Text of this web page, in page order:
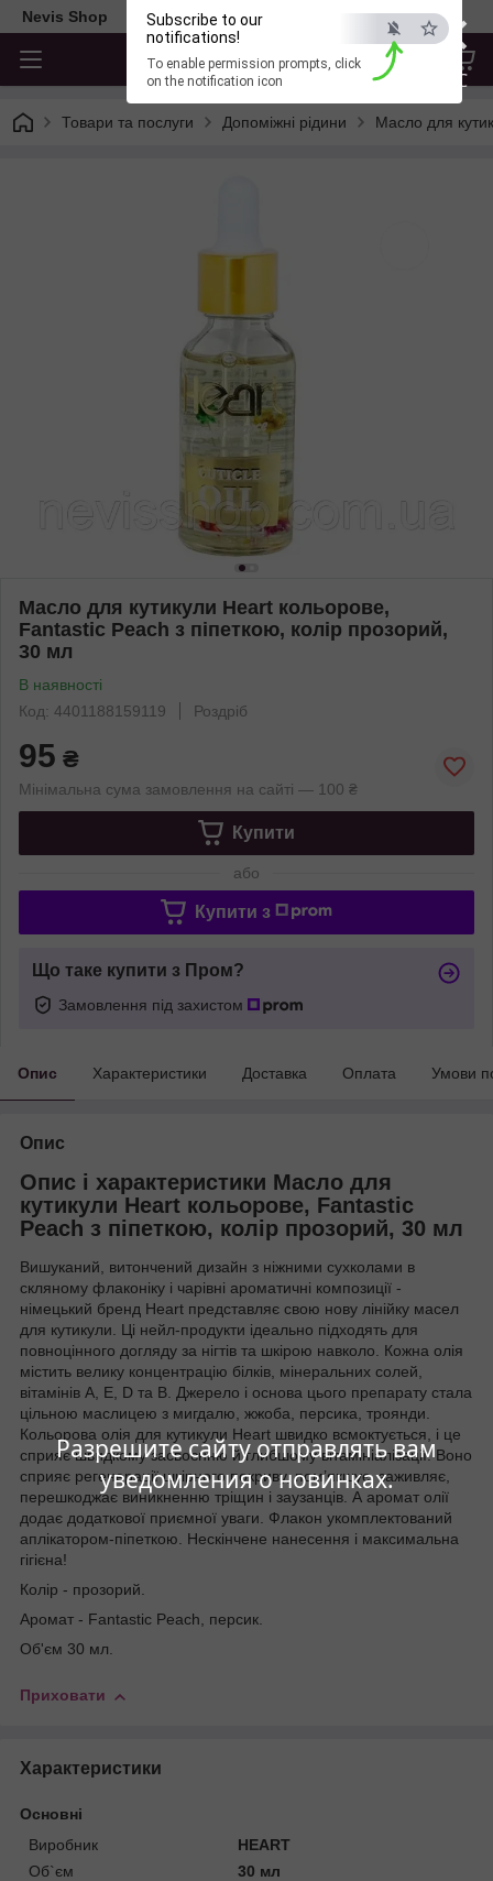
×
ESC
Разрешите сайту отправлять вам
уведомления о новинках.
Subscribe to our
notifications!
To enable permission prompts, click
on the notification icon
Nevis Shop
Товари та послуги Допоміжні рідини Масло для
Масло для кутикули Heart кольорове,
Fantastic Peach з піпеткою, колір прозорий,
30 мл
В наявності
Код: 4401188159119
Роздріб
95 ₴
Мінімальна сума замовлення на сайті — 100 ₴
Купити
або
Купити з
Що таке купити з Пром?
Замовлення під захистом
Опис Характеристики Доставка Оплата Умови
Опис
Опис і характеристики Масло для
кутикули Heart кольорове, Fantastic
Peach з піпеткою, колір прозорий, 30 мл
Вишуканий, витончений дизайн з ніжними сухколами в
скляному флаконіку і чарівні ароматичні композиції -
німецький бренд Heart представляє свою нову лінійку масел
для кутикули. Ці нейл-продукти ідеально підходять для
повноцінного догляду за нігтів та шкірою навколо. Кожна олія
містить велику концентрацію білків, мінеральних солей,
вітамінів А, Е, D та В. Джерело і основа цього препарату стала
цільною маслицею з мигдалю, жжоба, персика, троянди.
Кольорова олія для кутикули Heart швидко всмоктується, і це
сприяє швидкому засвоєнню й глибшому вітамініалізації. Воно
сприяє регенерації шкірного покриву, пом’якшує, заживляє,
перешкоджає виникненню тріщин і заузанців. А аромат олії
додає додаткової приємної уваги. Флакон укомплектований
аплікатором-піпеткою. Нескінчене нанесення і максимальна
гігієна!
Колір - прозорий.
Аромат - Fantastic Peach, персик.
Об'єм 30 мл.
Приховати
Характеристики
Основні
Виробник
HEART
Об`єм
30 мл